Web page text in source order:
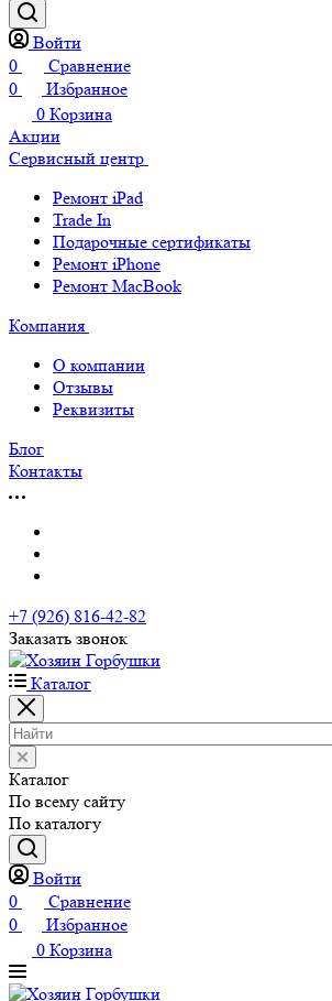
Войти
0
Сравнение
0
Избранное
0 Корзина
Акции
Сервисный центр
Ремонт iPad
Trade In
Подарочные сертификаты
Ремонт iPhone
Ремонт MacBook
Компания
О компании
Отзывы
Реквизиты
Блог
Контакты
+7 (926) 816-42-82
Заказать звонок
Каталог
Каталог
По всему сайту
По каталогу
Войти
0
Сравнение
0
Избранное
0 Корзина